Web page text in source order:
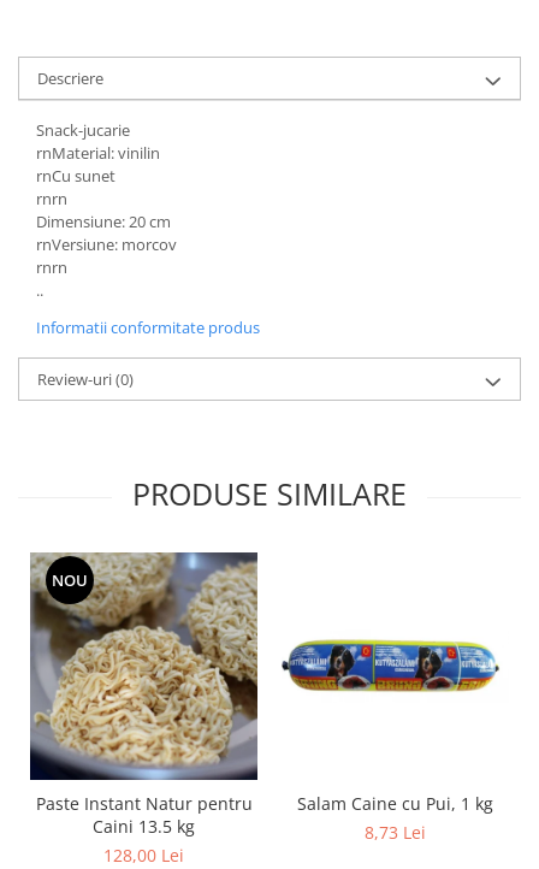
Descriere
Snack-jucarie
rnMaterial: vinilin
rnCu sunet
rnrn
Dimensiune: 20 cm
rnVersiune: morcov
rnrn
..
Informatii conformitate produs
Review-uri(0)
PRODUSE SIMILARE
NOU
Paste Instant Natur pentru
Caini 13.5 kg
128,00 Lei
Salam Caine cu Pui, 1 kg
8,73 Lei